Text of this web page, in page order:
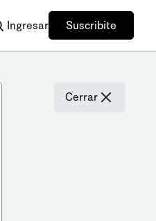
Ingresar Suscribite
Cerrar